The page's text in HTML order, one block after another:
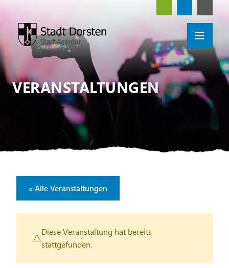
VERANSTALTUNGEN
« Alle Veranstaltungen
Diese Veranstaltung hat bereits
stattgefunden.